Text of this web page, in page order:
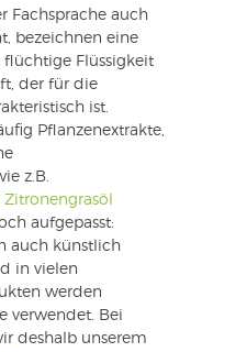
Fachsprache auch
bezeichnen eine
Flüssigkeit
der für die
ist.
Pflanzenextrakte,
z.B.
aufgepasst:
auch künstlich
in vielen
werden
verwendet. Bei
deshalb unserem